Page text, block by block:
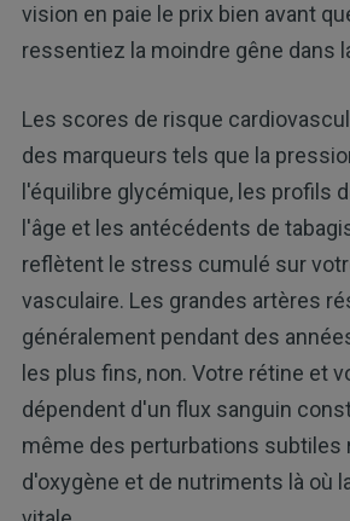
vision en paie le prix bien avant
ressentiez la moindre gêne dans
Les scores de risque
des marqueurs tels que la
l'équilibre glycémique, les profils
l'âge et les antécédents de
reflètent le stress cumulé sur
vasculaire. Les grandes artères
généralement pendant des
les plus fins, non. Votre rétine et
dépendent d'un flux sanguin
même des perturbations subtiles
d'oxygène et de nutriments là où